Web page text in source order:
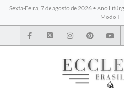
Sexta-Feira, 7 de agosto de 2026 • Ano
Modo I